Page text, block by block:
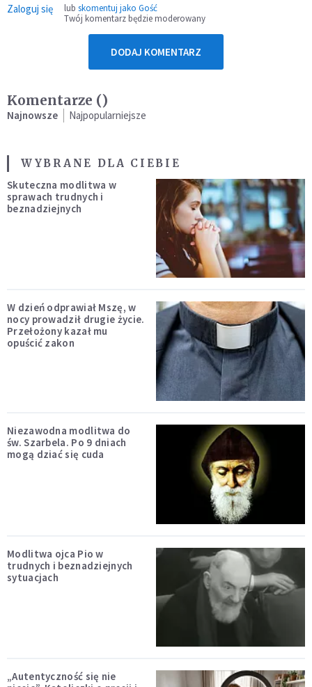
Zaloguj się lub skomentuj jako Gość
Twój komentarz będzie moderowany
DODAJ KOMENTARZ
Komentarze ()
Najnowsze Najpopularniejsze
WYBRANE DLA CIEBIE
Skuteczna modlitwa w
sprawach trudnych i
beznadziejnych
W dzień odprawiał Mszę, w
nocy prowadził drugie życie.
Przełożony kazał mu
opuścić zakon
Niezawodna modlitwa do
św. Szarbela. Po 9 dniach
mogą dziać się cuda
Modlitwa ojca Pio w
trudnych i beznadziejnych
sytuacjach
„Autentyczność się nie